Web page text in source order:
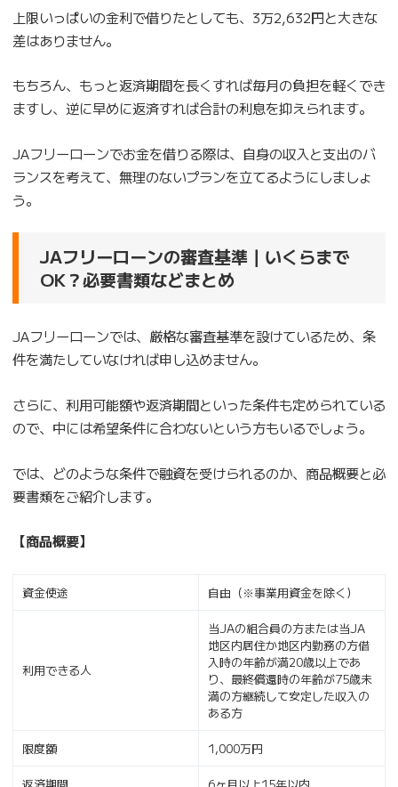
上限いっぱいの金利で借りたとしても、3万2,632円と大きな
差はありません。
もちろん、もっと返済期間を長くすれば毎月の負担を軽くでき
ますし、逆に早めに返済すれば合計の利息を抑えられます。
JAフリーローンでお金を借りる際は、自身の収入と支出のバ
ランスを考えて、無理のないプランを立てるようにしましょ
う。
JAフリーローンの審査基準｜いくらまで
OK？必要書類などまとめ
JAフリーローンでは、厳格な審査基準を設けているため、条
件を満たしていなければ申し込めません。
さらに、利用可能額や返済期間といった条件も定められている
ので、中には希望条件に合わないという方もいるでしょう。
では、どのような条件で融資を受けられるのか、商品概要と必
要書類をご紹介します。
【商品概要】
資金使途 自由（※事業用資金を除く）
利用できる人
当JAの組合員の方または当JA
地区内居住か地区内勤務の方借
入時の年齢が満20歳以上であ
り、最終償還時の年齢が75歳未
満の方継続して安定した収入の
ある方
限度額 1,000万円